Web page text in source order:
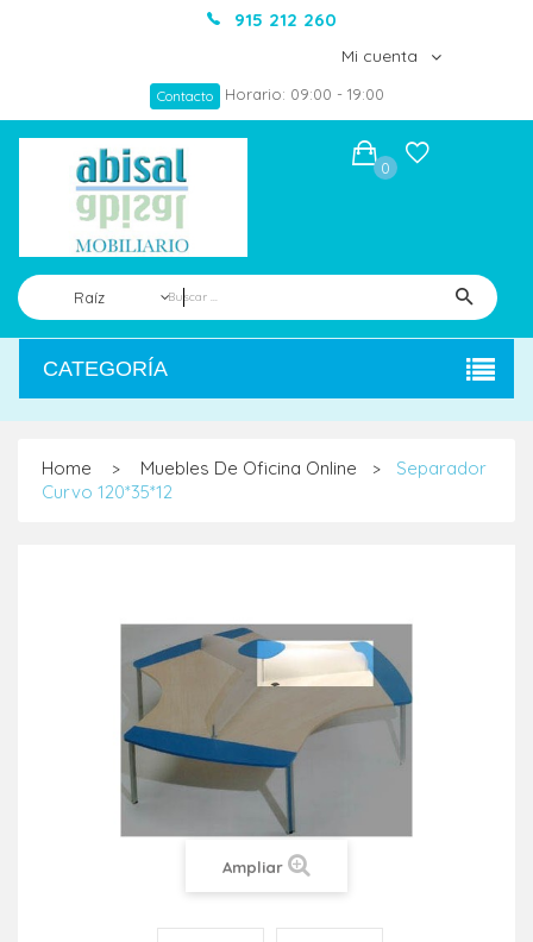
915 212 260
Mi cuenta
Contacto Horario: 09:00 - 19:00
Raíz
0
CATEGORÍA
Home > Muebles De Oficina Online >
Separador
Curvo 120*35*12
Ampliar